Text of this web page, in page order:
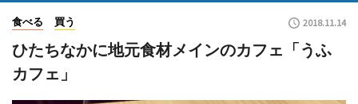
食べる 買う 2018.11.14
ひたちなかに地元食材メインのカフェ「うふ
カフェ」